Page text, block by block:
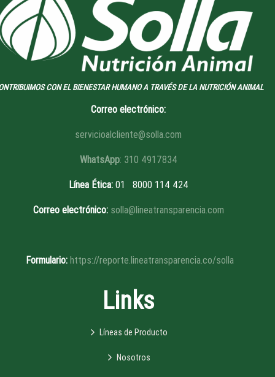
CON EL BIENESTAR HUMANO A TRAVÉS DE LA NUTRICIÓN ANIMAL
Correo electrónico:
servicioalcliente@solla.com
WhatsApp: 310 4917834
Línea Ética:01 8000 114 424
Correo electrónico: solla@lineatransparencia.com
Formulario: https://reporte.lineatransparencia.co/solla
Links
Líneas de Producto
Nosotros